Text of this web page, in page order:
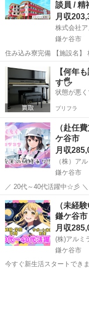
談員 / 精
月収
株式会社
鎌ケ谷市
住み込み寮完備 【施設名】 株式会社アズ・ライフケア あずみ苑鎌ヶ
谷 【勤務地】 千葉県 鎌ケ谷市 【アクセス】 鎌ケ谷駅から徒歩20分
鎌ケ谷駅/馬込沢駅/鎌ケ谷大仏駅 【雇用形態】常勤(日勤+
職種...
千葉 鎌ケ谷市 介護
【何年
す🖐️
状態が悪
プリフラ
（赴任
ケ谷市
月収
（株）ア
鎌ケ谷市
／ 20代～40代活躍中☆彡 ＼ ☆…・安心のサポート体制・…☆ ◇ 住ま
いの心配ゼロ！ ◇ • 個室1R完全無料！ • 即日入寮OK！など ◇ 所持金
ゼロでもスタートできる！
千葉 鎌ケ谷市 工場
（未経
鎌ケ谷市
月収
(株)アルミ
鎌ケ谷市
今すぐ新生活スタートでき